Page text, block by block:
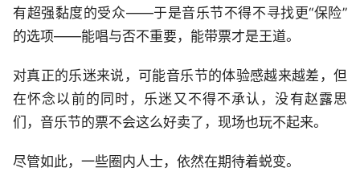
有超强黏度的受众——于是音乐节不得不寻找更“保险”
的选项——能唱与否不重要，能带票才是王道。
对真正的乐迷来说，可能音乐节的体验感越来越差，但
在怀念以前的同时，乐迷又不得不承认，没有赵露思
们，音乐节的票不会这么好卖了，现场也玩不起来。
尽管如此，一些圈内人士，依然在期待着蜕变。